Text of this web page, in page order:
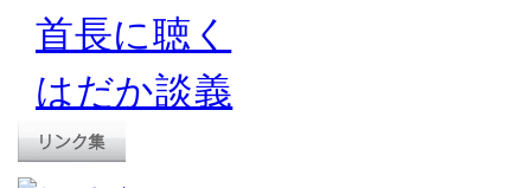
首長に聴く
はだか談義